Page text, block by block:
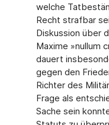
welche
Recht strafbar
Diskussion über
Maxime »nullum
dauert
gegen den
Richter des
Frage als
Sache sein